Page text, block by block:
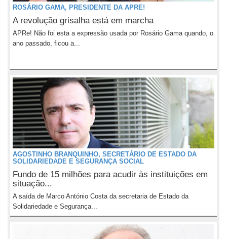
ROSÁRIO GAMA, PRESIDENTE DA APRE!
A revolução grisalha está em marcha
APRe! Não foi esta a expressão usada por Rosário Gama quando, o
ano passado, ficou a...
AGOSTINHO BRANQUINHO, SECRETÁRIO DE ESTADO DA
SOLIDARIEDADE E SEGURANÇA SOCIAL
Fundo de 15 milhões para acudir às instituições em
situação...
A saída de Marco António Costa da secretaria de Estado da
Solidariedade e Segurança...